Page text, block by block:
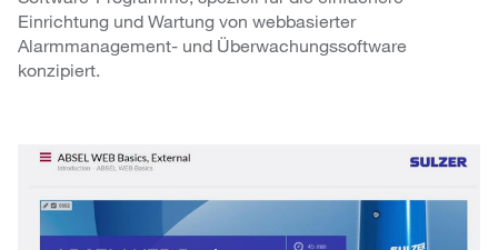
Einrichtung und Wartung von webbasierter
Alarmmanagement- und Überwachungssoftware
konzipiert.